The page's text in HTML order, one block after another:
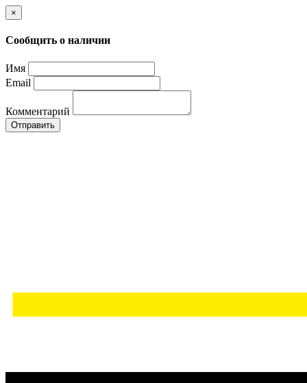
×
Сообщить о наличии
Имя
Email
Комментарий
Отправить